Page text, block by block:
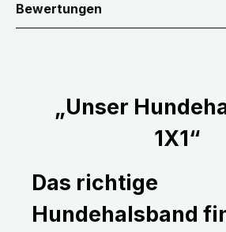
Bewertungen
„Unser
1X1“
Das richtige
Hundehalsband